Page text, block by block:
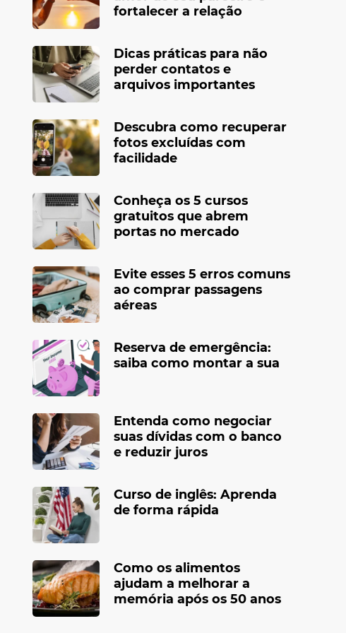
fortalecer a relação
Dicas práticas para não
perder contatos e
arquivos importantes
Descubra como recuperar
fotos excluídas com
facilidade
Conheça os 5 cursos
gratuitos que abrem
portas no mercado
Evite esses 5 erros comuns
ao comprar passagens
aéreas
Reserva de emergência:
saiba como montar a sua
Entenda como negociar
suas dívidas com o banco
e reduzir juros
Curso de inglês: Aprenda
de forma rápida
Como os alimentos
ajudam a melhorar a
memória após os 50 anos